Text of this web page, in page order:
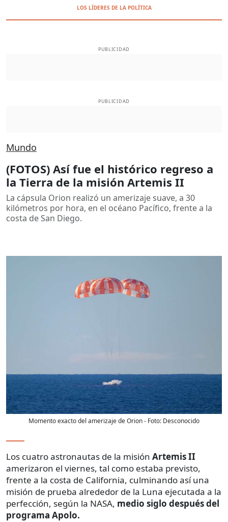
LOS LÍDERES DE LA POLÍTICA
PUBLICIDAD
PUBLICIDAD
Mundo
(FOTOS) Así fue el histórico regreso a
la Tierra de la misión Artemis II
La cápsula Orion realizó un amerizaje suave, a 30
kilómetros por hora, en el océano Pacífico, frente a la
costa de San Diego.
Momento exacto del amerizaje de Orion- Foto: Desconocido
Los cuatro astronautas de la misión Artemis II
amerizaron el viernes, tal como estaba previsto,
frente a la costa de California, culminando así una
misión de prueba alrededor de la Luna ejecutada a la
perfección, según la NASA, medio siglo después del
programa Apolo.